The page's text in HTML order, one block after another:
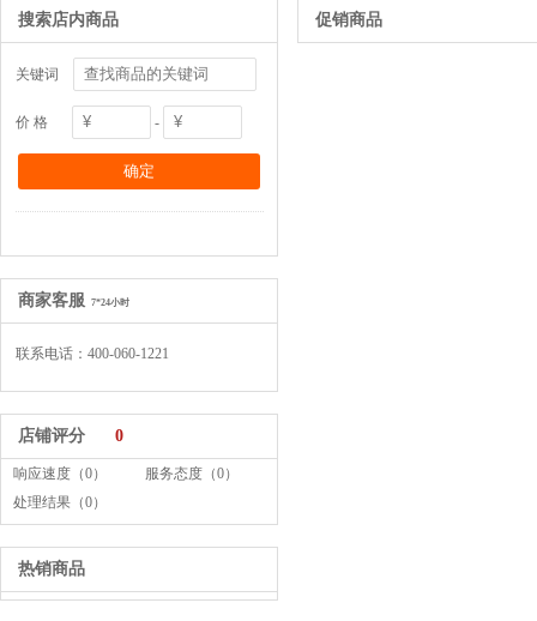
搜索店内商品
关键词
价 格 -
商家客服 7*24小时
联系电话：400-060-1221
店铺评分 0
响应速度（0）
服务态度（0）
处理结果（0）
热销商品
促销商品